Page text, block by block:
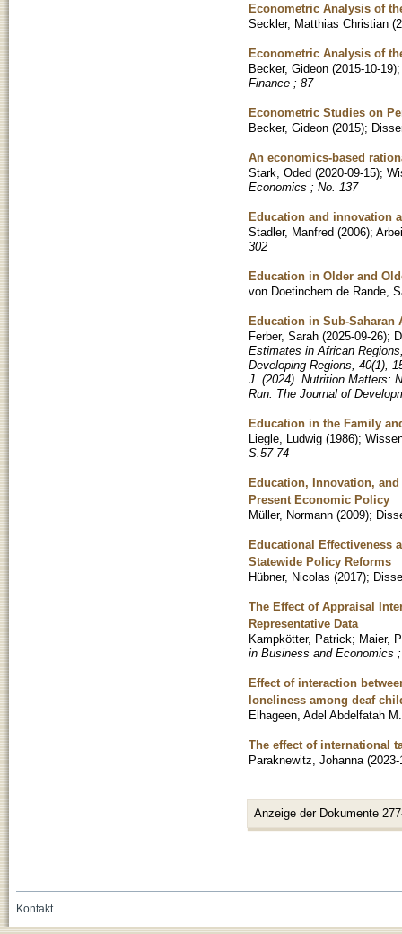
Econometric Analysis of
Seckler, Matthias Christian (
Econometric Analysis of
Becker, Gideon (2015-10-19)
Finance ; 87
Econometric Studies on
Becker, Gideon (2015);
An economics-based
Stark, Oded (2020-09-15);
Economics ; No. 137
Education and innovation
Stadler, Manfred (2006);
302
Education in Older and
von Doetinchem de Rande,
Education in Sub-Saharan
Ferber, Sarah (2025-09-26);
Estimates in African
Developing Regions, 40(1),
J. (2024). Nutrition Matters:
Run. The Journal of
Education in the Family
Liegle, Ludwig (1986);
S.57-74
Education, Innovation,
Present Economic Policy
Müller, Normann (2009);
Educational Effectiveness
Statewide Policy Reforms
Hübner, Nicolas (2017);
The Effect of Appraisal
Representative Data
Kampkötter, Patrick; Maier,
in Business and Economics
Effect of interaction
loneliness among deaf
Elhageen, Adel Abdelfatah M.
The effect of international
Paraknewitz, Johanna (2023-
Anzeige der Dokumente
Kontakt